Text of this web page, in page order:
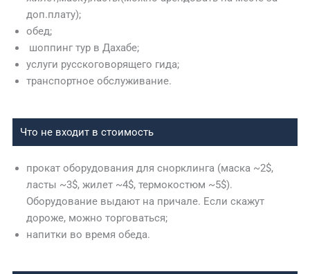
доп.плату);
обед;
шоппинг тур в Дахабе;
услуги русскоговорящего гида;
транспортное обслуживание.
Что не входит в стоимость
прокат оборудования для снорклинга (маска ~2$,
ласты ~3$, жилет ~4$, термокостюм ~5$).
Оборудование выдают на причале. Если скажут
дороже, можно торговаться;
напитки во время обеда.